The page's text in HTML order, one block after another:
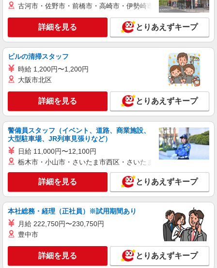
子ども服販売スタッフ【フルタイム】
時給1,350円 *入社日から3ヵ月は時給1,350円
*4ヵ月目以降：時給1,170円 試用期間あり（期間
中も同時給） 交通費別途支給（月4万円まで） ＜
月収例＞ 時給1,350円×実働8時間勤務×月20日＝
埼玉県越谷市レイクタウン3丁目1-1 イオンレ
イクタウンmori
キープ 詳細を見る
ABC-MART 新越谷ウ゛ァリエ店
ABCマートのショップスタッフ
時給1141円以上 高校生時給1141円以上
ABC-MART 新越谷ウ゛ァリエ店 埼玉県越谷市
南越谷1-11-4
キープ 詳細を見る
パート
チャイハネ 越谷レイクタウン店
エスニック・アジアン雑貨ショップでの販売ス
時給1,141円〜（経験・能力による） ※試用期
チャイハネ 越谷レイクタウン店 埼玉県越谷
市レイクタウン4-2-2 イオンモールレイクタウン
古河市・佐野市・前橋市・高崎市・伊勢崎市・太田市・館林市
詳細を見る とりあえずキープ
ビルの清掃スタッフ
時給 1,200円〜1,200円
大阪市北区
詳細を見る とりあえずキープ
警備員スタッフ（イベント、道路、商業施設、
大型駐車場、JR列車見張りなど）
日給 11,000円〜12,100円
栃木市・小山市・さいたま市西区・さいたま市岩槻区・久喜市・
詳細を見る とりあえずキープ
本社総務・経理（正社員）※試用期間あり
月給 222,750円〜230,750円
豊中市
詳細を見る とりあえずキープ